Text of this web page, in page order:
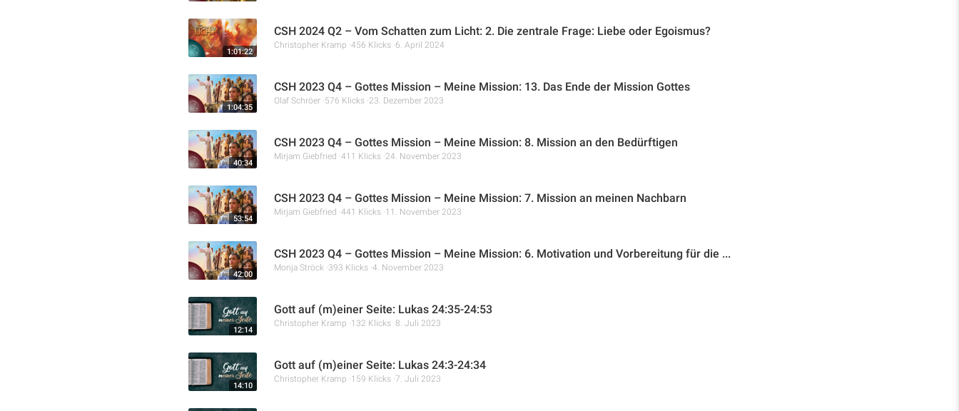
1:01:22
CSH 2024 Q2 – Vom Schatten zum Licht: 2. Die zentrale Frage: Liebe oder Egoismus?
Christopher Kramp 456 Klicks 6. April 2024
1:04:35
CSH 2023 Q4 – Gottes Mission – Meine Mission: 13. Das Ende der Mission Gottes
Olaf Schröer 576 Klicks 23. Dezember 2023
40:34
CSH 2023 Q4 – Gottes Mission – Meine Mission: 8. Mission an den Bedürftigen
Mirjam Giebfried 411 Klicks 24. November 2023
53:54
CSH 2023 Q4 – Gottes Mission – Meine Mission: 7. Mission an meinen Nachbarn
Mirjam Giebfried 441 Klicks 11. November 2023
42:00
CSH 2023 Q4 – Gottes Mission – Meine Mission: 6. Motivation und Vorbereitung für die ...
Monja Ströck 393 Klicks 4. November 2023
12:14
Gott auf (m)einer Seite: Lukas 24:35-24:53
Christopher Kramp 132 Klicks 8. Juli 2023
14:10
Gott auf (m)einer Seite: Lukas 24:3-24:34
Christopher Kramp 159 Klicks 7. Juli 2023